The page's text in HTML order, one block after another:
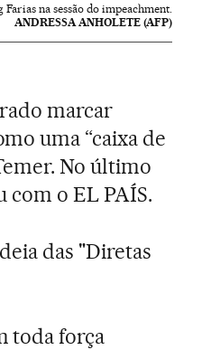
na sessão do impeachment.
ANDRESSA ANHOLETE (AFP)
marcar
uma “caixa de
No último
com o EL PAÍS.
das "Diretas
toda força